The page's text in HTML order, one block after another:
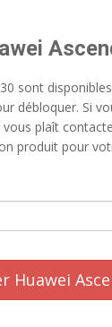
sont
débloquer. Si
plaît
produit pour
Huawei